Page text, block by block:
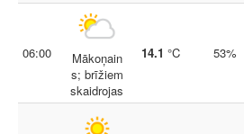
06:00
Mākoņain
s; brīžiem
skaidrojas
14.1 °C 53%